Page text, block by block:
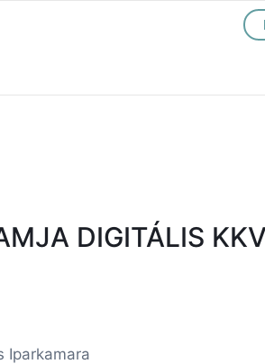
DIGITÁLIS
Iparkamara